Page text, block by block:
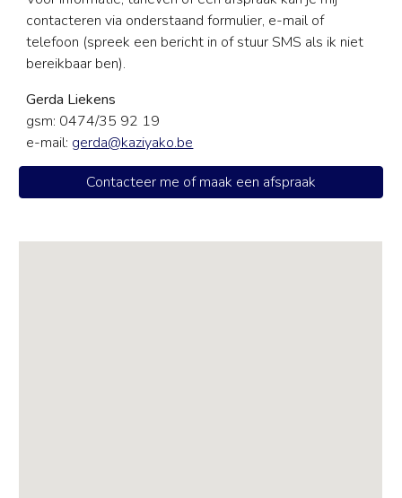
contacteren via onderstaand formulier, e-mail of
telefoon (spreek een bericht in of stuur SMS als ik niet
bereikbaar ben).
Gerda Liekens
gsm: 0474/35 92 19
e-mail: gerda@kaziyako.be
Contacteer me of maak een afspraak